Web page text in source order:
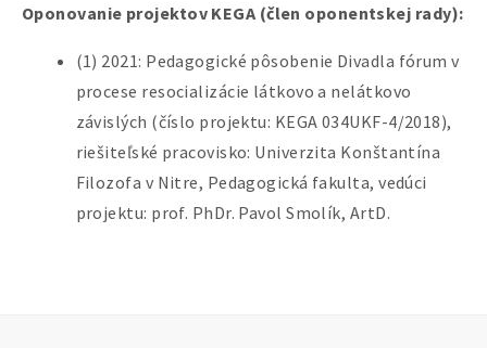
Oponovanie projektov KEGA (člen oponentskej rady):
(1) 2021: Pedagogické pôsobenie Divadla fórum v
procese resocializácie látkovo a nelátkovo
závislých (číslo projektu: KEGA 034UKF-4/2018),
riešiteľské pracovisko: Univerzita Konštantína
Filozofa v Nitre, Pedagogická fakulta, vedúci
projektu: prof. PhDr. Pavol Smolík, ArtD.